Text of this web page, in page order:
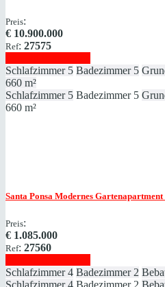
Preis:
€ 10.900.000
Ref: 27575
Schlafzimmer 5 Badezimmer 5
660 m²
Schlafzimmer 5 Badezimmer 5
660 m²
Santa Ponsa Modernes
Preis:
€ 1.085.000
Ref: 27560
Schlafzimmer 4 Badezimmer 2
Schlafzimmer 4 Badezimmer 2